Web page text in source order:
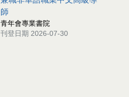
師
青年會專業書院
刊登日期 2026-07-30